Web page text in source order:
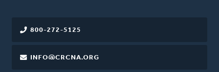
800-272-5125
INFO@CRCNA.ORG